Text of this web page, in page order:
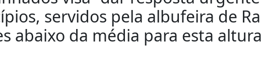
servidos pela albufeira de
abaixo da média para esta